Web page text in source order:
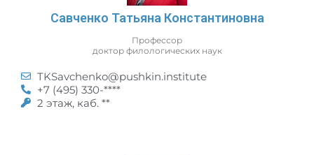
Савченко Татьяна Константиновна
Профессор
доктор филологических наук
TKSavchenko@pushkin.institute
+7 (495) 330-****
2 этаж, каб. **